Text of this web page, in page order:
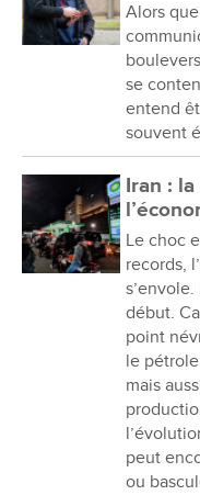
Alors
se
entend
souvent
Iran :
Le choc
records,
début.
point
le
mais
peut
ou